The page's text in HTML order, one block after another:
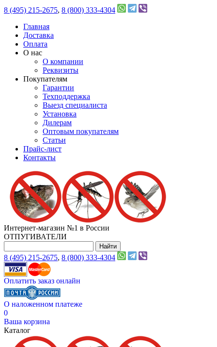
8 (495) 215-2675, 8 (800) 333-4304
Главная
Доставка
Оплата
О нас
О компании
Реквизиты
Покупателям
Гарантии
Техподдержка
Выезд специалиста
Установка
Дилерам
Оптовым покупателям
Статьи
Прайс-лист
Контакты
Интернет-магазин №1 в России
ОТПУГИВАТЕЛИ
8 (495) 215-2675, 8 (800) 333-4304
Оплатить заказ онлайн
О наложенном платеже
0
Ваша корзина
Каталог